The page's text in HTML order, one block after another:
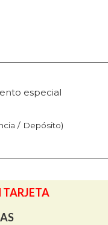
especial
/ Depósito)
TARJETA